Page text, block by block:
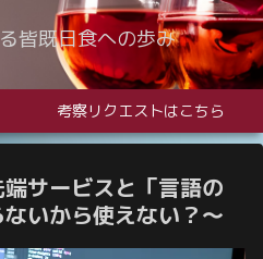
皆既日食への歩み
考察リクエストはこちら
端サービスと「言語の
いから使えない？～